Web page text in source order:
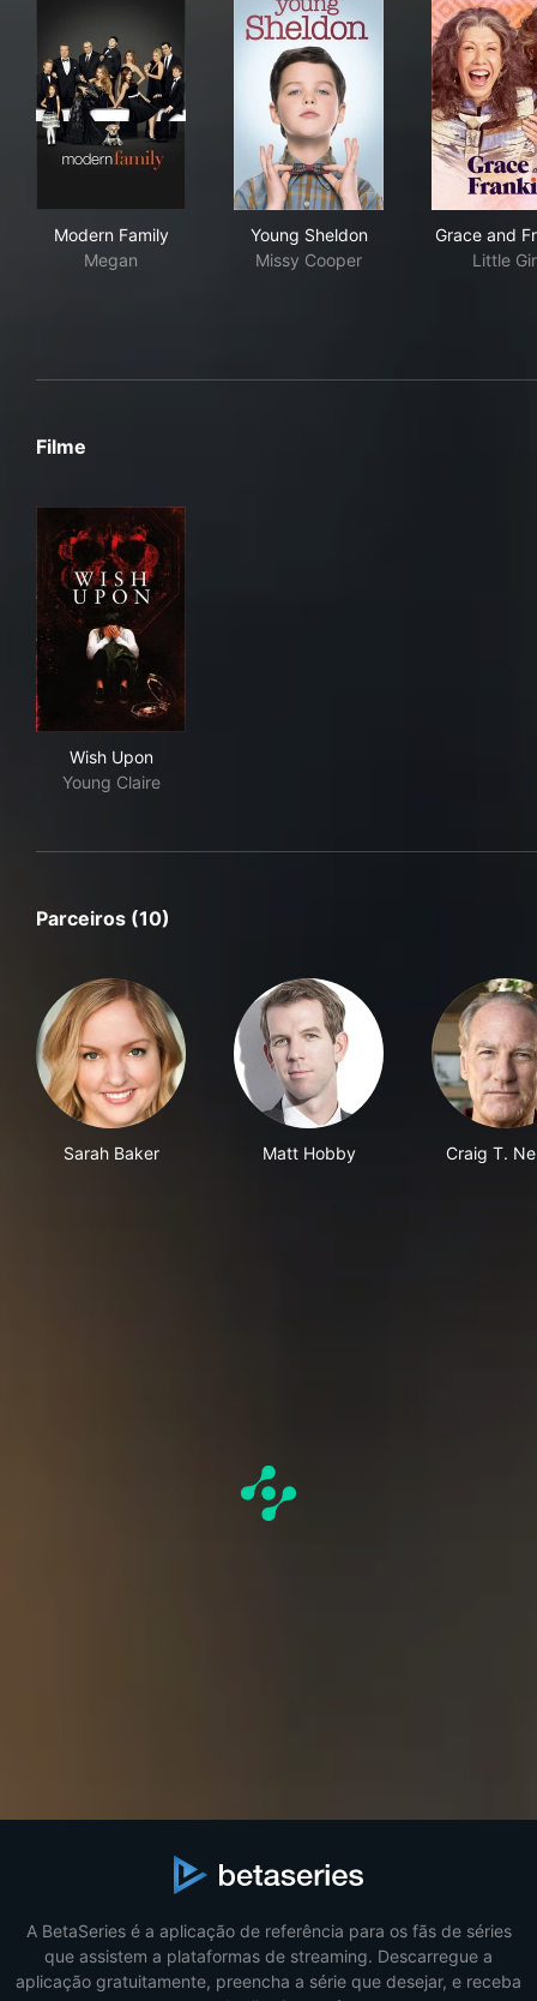
Modern Family
Megan
Young Sheldon
Missy Cooper
Grace and
Little
Filme
Wish Upon
Young Claire
Parceiros (10)
Sarah Baker Matt Hobby Craig T.
A BetaSeries é a aplicação de referência para os fãs de séries
que assistem a plataformas de streaming. Descarregue a
aplicação gratuitamente, preencha a série que desejar, e receba